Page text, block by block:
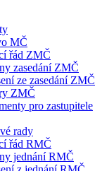
MČ
řád ZMČ
zasedání ZMČ
ze zasedání ZMČ
ZMČ
pro zastupitele
rady
řád RMČ
jednání RMČ